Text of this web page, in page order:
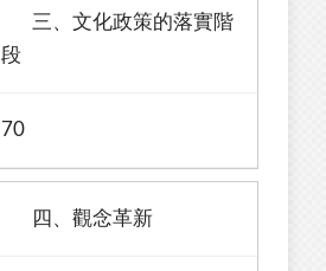
三、文化政策的落實階
段
70
四、觀念革新